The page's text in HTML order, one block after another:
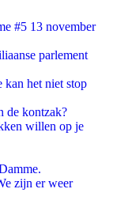
#5 13 november
parlement
kan het niet stop
de kontzak?
willen op je
zijn er weer